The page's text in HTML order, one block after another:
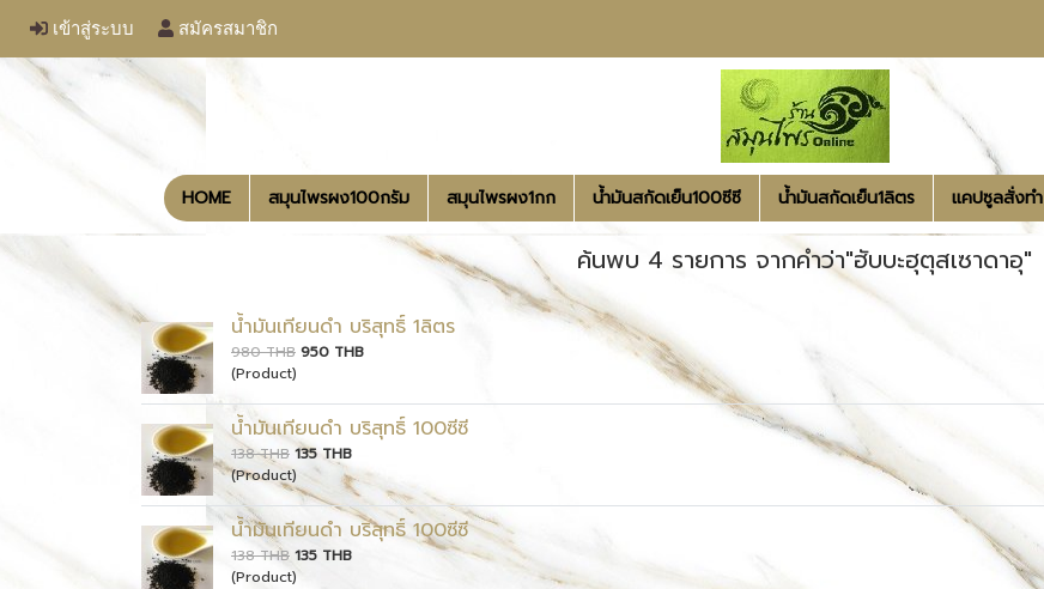
เข้าสู่ระบบ สมัครสมาชิก
HOME สมุนไพรผง100กรัม สมุนไพรผง1กก น้ำมันสกัดเย็น100ซีซี น้ำมันสกัดเย็น1ลิตร แคปซูลสั่งทำ
ค้นพบ 4 รายการ จากคำว่า"ฮับบะฮุตุสเซาดาอุ"
น้ำมันเทียนดำ บริสุทธิ์ 1ลิตร
980 THB 950 THB
(Product)
น้ำมันเทียนดำ บริสุทธิ์ 100ซีซี
138 THB 135 THB
(Product)
น้ำมันเทียนดำ บริสุทธิ์ 100ซีซี
138 THB 135 THB
(Product)